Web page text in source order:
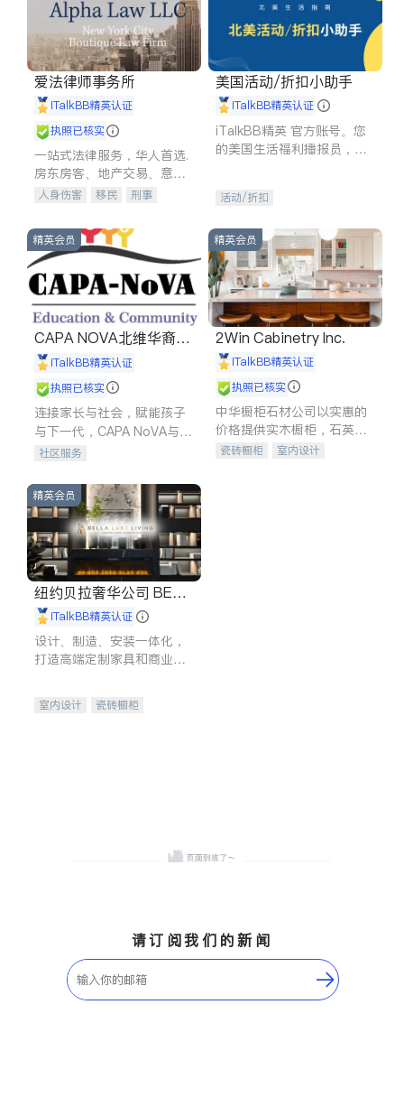
爱法律师事务所
iTalkBB精英认证
执照已核实
一站式法律服务，华人首选.
房东房客、地产交易、意外
伤害、车祸重伤、商业诉
建筑合同、刑事案件全包办
人身伤害 移民
刑事
信托/遗嘱
商业
索赔
律师-其它 保释
美国活动/折扣小助手
iTalkBB精英认证
iTalkBB精英 官方账号。您
的美国生活福利播报员，精
专属福利。
活动/折扣
精英会员
CAPA NOVA北维华裔家
长会iTalkBB精英认证
执照已核实
连接家长与社会，赋能孩子
与下一代，CAPA NoVA与您
携手建设包容、公平、充满
社区服务
精英会员
2Win Cabinetry Inc.
iTalkBB精英认证
执照已核实
中华橱柜石材公司以实惠的
价格提供实木橱柜，石英石
台面，多种优质不锈钢水
瓷砖橱柜
室内设计
精英会员
纽约贝拉奢华公司 BELL
A LUXE
iTalkBB精英认证
设计、制造、安装一体化，
打造高端定制家具和商业空
室内设计
瓷砖橱柜
请订阅我们的新闻